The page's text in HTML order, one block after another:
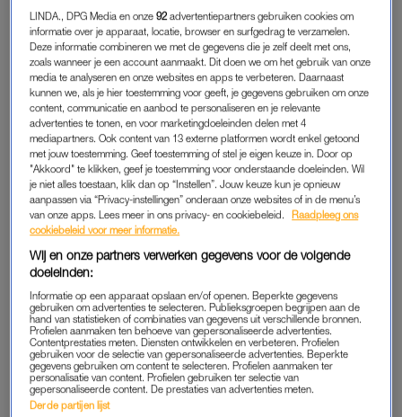
leven binnen. Vervolgens raakte ze ongepland zwanger.
Volgens intiem-terreuradvocaat Jolande ter Avest is
zwangerschapeen van de grootste triggers voor daders,
omdat hun behoefte aan controle nog sterker wordt zodra ze
voelen dat ze grip verliezen.
Ze werd ziek door de zwangerschap en was veel thuis. Voor
hem was dat precies de situatie die hij wilde: zij geïsoleerd, hij
almachtig. Hij vertelde haar dat ze niets kon, dat ze niet eens
fatsoenlijk kon koken, hij nam haar telefoon af zodat niemand
haar kon bereiken. Hij bepaalde wanneer ze seks met hem
'Achter elk nieuwsbericht over
een vermoorde vrouw, schuilt
een kind dat wacht op mama'
LINDA., DPG Media en onze92 advertentiepartners gebruiken cookies om
informatie over je apparaat, locatie, browser en surfgedrag te verzamelen.
Deze informatie combineren we met de gegevens die je zelf deelt met ons,
zoals wanneer je een account aanmaakt. Dit doen we om het gebruik van onze
media te analyseren en onze websites en apps te verbeteren. Daarnaast
kunnen we, als je hier toestemming voor geeft, je gegevens gebruiken om onze
content, communicatie en aanbod te personaliseren en je relevante
advertenties te tonen, en voor marketingdoeleinden delen met 4
mediapartners. Ook content van 13 externe platformen wordt enkel getoond
met jouw toestemming. Geef toestemming of stel je eigen keuze in. Door op
"Akkoord" te klikken, geef je toestemming voor onderstaande doeleinden. Wil
je niet alles toestaan, klik dan op “Instellen”. Jouw keuze kun je opnieuw
aanpassen via “Privacy-instellingen” onderaan onze websites of in de menu’s
van onze apps. Lees meer in ons privacy- en cookiebeleid.
Raadpleeg ons
cookiebeleid voor meer informatie.
Wij en onze partners verwerken gegevens voor de volgende
doeleinden:
Informatie op een apparaat opslaan en/of openen. Beperkte gegevens
gebruiken om advertenties te selecteren. Publieksgroepen begrijpen aan de
hand van statistieken of combinaties van gegevens uit verschillende bronnen.
Profielen aanmaken ten behoeve van gepersonaliseerde advertenties.
Contentprestaties meten. Diensten ontwikkelen en verbeteren. Profielen
gebruiken voor de selectie van gepersonaliseerde advertenties. Beperkte
gegevens gebruiken om content te selecteren. Profielen aanmaken ter
personalisatie van content. Profielen gebruiken ter selectie van
gepersonaliseerde content. De prestaties van advertenties meten.
Derde partijen lijst